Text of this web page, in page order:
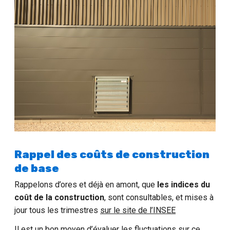
Rappel des coûts de construction
de base
Rappelons d’ores et déjà en amont, que les indices du
coût de la construction, sont consultables, et mises à
jour tous les trimestres sur le site de l’INSEE